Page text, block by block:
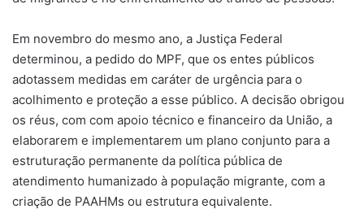
Em novembro do mesmo ano, a Justiça Federal
determinou, a pedido do MPF, que os entes públicos
adotassem medidas em caráter de urgência para o
acolhimento e proteção a esse público. A decisão obrigou
os réus, com com apoio técnico e financeiro da União, a
elaborarem e implementarem um plano conjunto para a
estruturação permanente da política pública de
atendimento humanizado à população migrante, com a
criação de PAAHMs ou estrutura equivalente.